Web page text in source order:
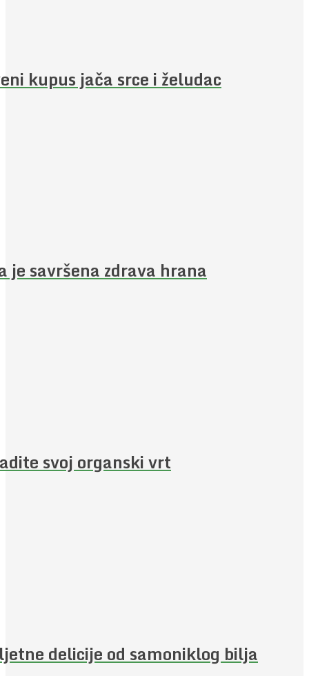
kupus jača srce i želudac
je savršena zdrava hrana
svoj organski vrt
delicije od samoniklog bilja